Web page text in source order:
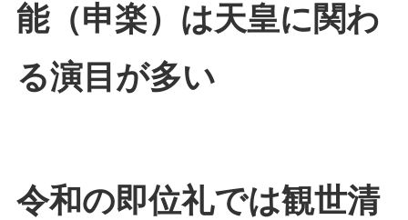
能（申楽）は天皇に関わ
る演目が多い
令和の即位礼では観世清